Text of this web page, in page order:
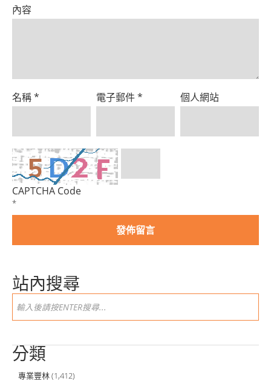
內容
名稱* 電子郵件* 個人網站
CAPTCHA Code
*
站內搜尋
分類
專業豐林(1,412)